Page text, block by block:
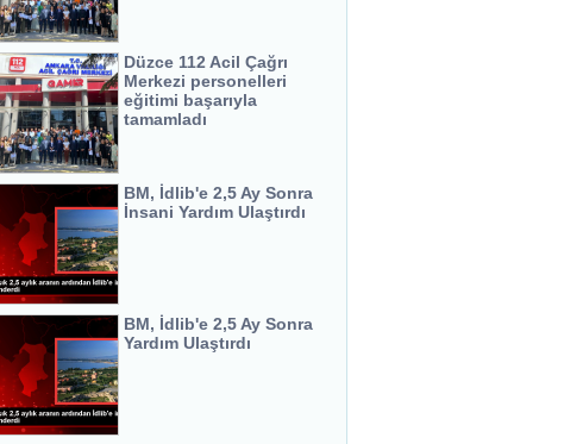
Düzce 112 Acil Çağrı
Merkezi personelleri
eğitimi başarıyla
tamamladı
BM, İdlib'e 2,5 Ay Sonra
İnsani Yardım Ulaştırdı
BM, İdlib'e 2,5 Ay Sonra
Yardım Ulaştırdı